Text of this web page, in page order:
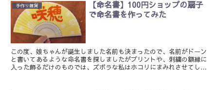
手作り雑貨
【命名書】100円ショップの扇子
で命名書を作ってみた
この度、娘ちゃんが誕生しました名前も決まったので、名前がドーン
と書いてあるような命名書を探しましたがプリントや、刺繍の額縁に
入った飾るだけのものでは、ズボラな私はホコリにまみれさせてしま